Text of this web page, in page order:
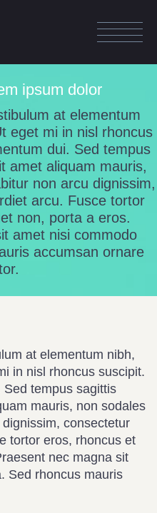
ipsum dolor
at elementum
eget mi in nisl rhoncus
dui. Sed tempus
amet aliquam mauris,
non arcu dignissim,
arcu. Fusce tortor
non, porta a eros.
amet nisi commodo
accumsan ornare
at elementum nibh,
in nisl rhoncus suscipit.
tempus sagittis
mauris, non sodales
consectetur
tortor eros, rhoncus et
nec magna sit
Sed rhoncus mauris